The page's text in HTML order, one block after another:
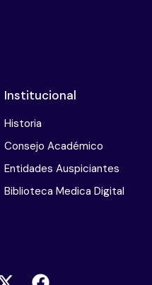
Institucional
Historia
Consejo Académico
Entidades Auspiciantes
Biblioteca Medica Digital